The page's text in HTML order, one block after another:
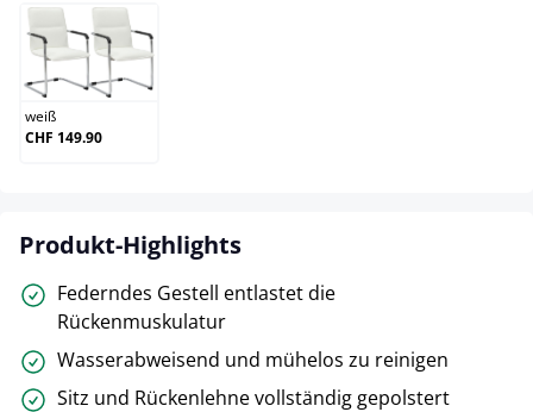
weiß
weiß
CHF 149.90
Produkt-Highlights
Federndes Gestell entlastet die
Rückenmuskulatur
Wasserabweisend und mühelos zu reinigen
Sitz und Rückenlehne vollständig gepolstert